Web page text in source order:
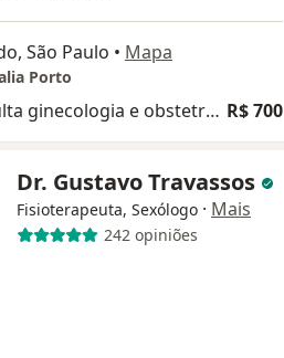
São Paulo • Mapa
Porto
Primeira consulta ginecologia e obstetrícia R$ 700
Dr. Gustavo Travassos
Fisioterapeuta, Sexólogo · Mais
242 opiniões